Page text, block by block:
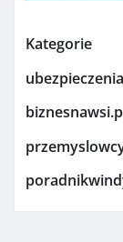
Kategorie